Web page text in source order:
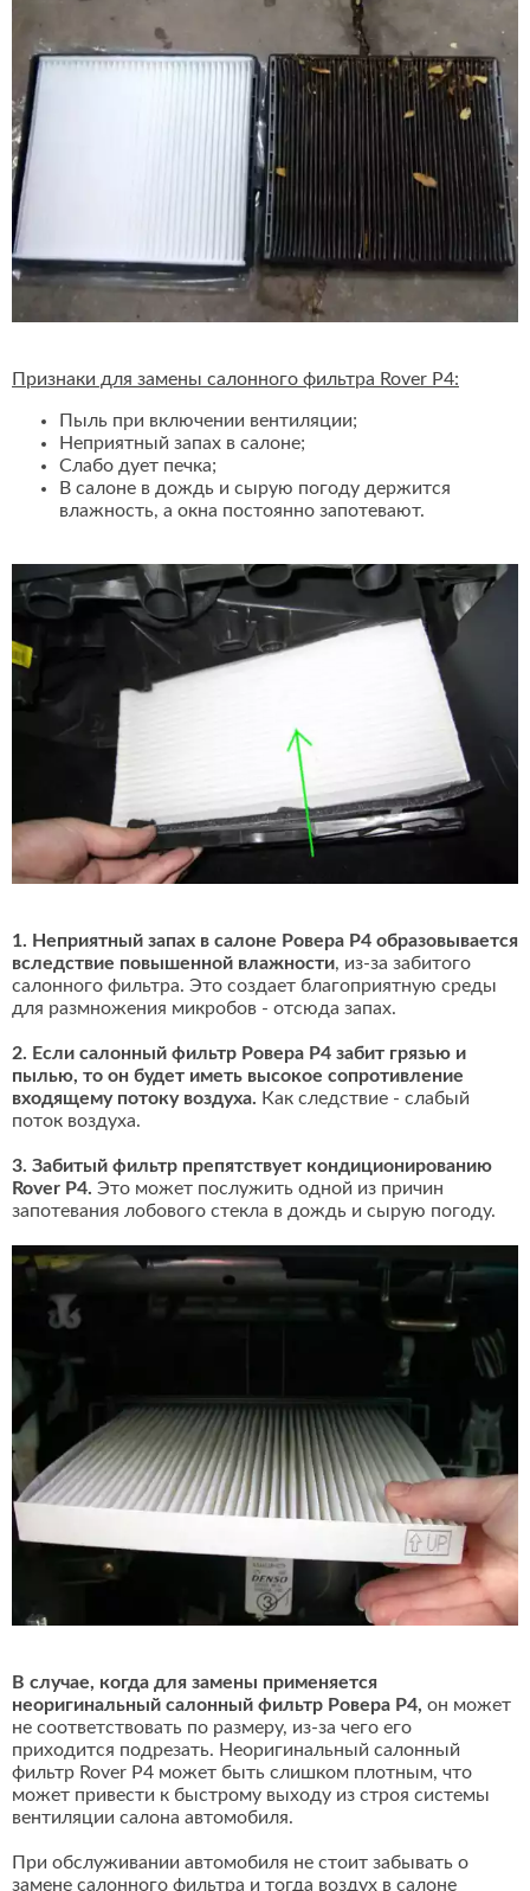
Признаки для замены салонного фильтра Rover P4:
Пыль при включении вентиляции;
Неприятный запах в салоне;
Слабо дует печка;
В салоне в дождь и сырую погоду держится
влажность, а окна постоянно запотевают.
1. Неприятный запах в салоне Ровера Р4 образовывается
вследствие повышенной влажности, из-за забитого
салонного фильтра. Это создает благоприятную среды
для размножения микробов - отсюда запах.
2. Если салонный фильтр Ровера Р4 забит грязью и
пылью, то он будет иметь высокое сопротивление
входящему потоку воздуха. Как следствие - слабый
поток воздуха.
3. Забитый фильтр препятствует кондиционированию
Rover P4. Это может послужить одной из причин
запотевания лобового стекла в дождь и сырую погоду.
В случае, когда для замены применяется
неоригинальный салонный фильтр Ровера Р4, он может
не соответствовать по размеру, из-за чего его
приходится подрезать. Неоригинальный салонный
фильтр Rover Р4 может быть слишком плотным, что
может привести к быстрому выходу из строя системы
вентиляции салона автомобиля.
При обслуживании автомобиля не стоит забывать о
замене салонного фильтра и тогда воздух в салоне